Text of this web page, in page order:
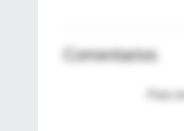
Comentarios
Para